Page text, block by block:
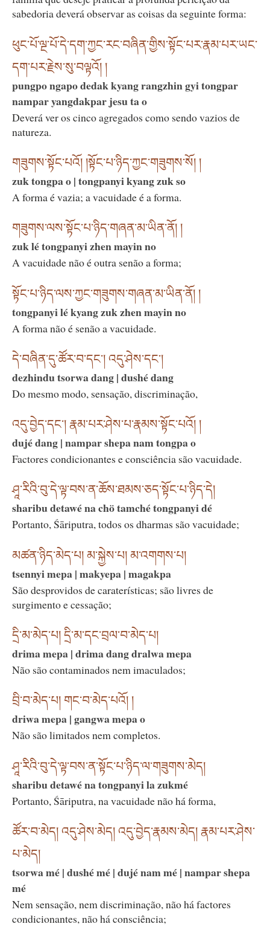
sabedoria deverá observar as coisas da seguinte forma:
ཕུང་པོ་ལྔ་པོ་དེ་དག་ཀྱང་རང་བཞིན་གྱིས་སྟོང་པར་རྣམ་པར་ཡང་
དག་པར་རྗེས་སུ་བལྟའོ། །
pungpo ngapo dedak kyang rangzhin gyi tongpar
nampar yangdakpar jesu ta o
Deverá ver os cinco agregados como sendo vazios de
natureza.
གཟུགས་སྟོང་པའོ། །སྟོང་པ་ཉིད་ཀྱང་གཟུགས་སོ། །
zuk tongpa o | tongpanyi kyang zuk so
A forma é vazia; a vacuidade é a forma.
གཟུགས་ལས་སྟོང་པ་ཉིད་གཞན་མ་ཡིན་ནོ། །
zuk lé tongpanyi zhen mayin no
A vacuidade não é outra senão a forma;
སྟོང་པ་ཉིད་ལས་ཀྱང་གཟུགས་གཞན་མ་ཡིན་ནོ། །
tongpanyi lé kyang zuk zhen mayin no
A forma não é senão a vacuidade.
དེ་བཞིན་དུ་ཚོར་བ་དང༌། འདུ་ཤེས་དང༌།
dezhindu tsorwa dang | dushé dang
Do mesmo modo, sensação, discriminação,
འདུ་བྱེད་དང༌། རྣམ་པར་ཤེས་པ་རྣམས་སྟོང་པའོ། །
dujé dang | nampar shepa nam tongpa o
Factores condicionantes e consciência são vacuidade.
ཤཱ་རིའི་བུ་དེ་ལྟ་བས་ན་ཆོས་ཐམས་ཅད་སྟོང་པ་ཉིད་དེ།
sharibu detawé na chö tamché tongpanyi dé
Portanto, Śāriputra, todos os dharmas são vacuidade;
མཚན་ཉིད་མེད་པ། མ་སྐྱེས་པ། མ་འགགས་པ།
tsennyi mepa | makyepa | magakpa
São desprovidos de caraterísticas; são livres de
surgimento e cessação;
དྲི་མ་མེད་པ། དྲི་མ་དང་བྲལ་བ་མེད་པ།
drima mepa | drima dang dralwa mepa
Não são contaminados nem imaculados;
བྲི་བ་མེད་པ། གང་བ་མེད་པའོ། །
driwa mepa | gangwa mepa o
Não são limitados nem completos.
ཤཱ་རིའི་བུ་དེ་ལྟ་བས་ན་སྟོང་པ་ཉིད་ལ་གཟུགས་མེད།
sharibu detawé na tongpanyi la zukmé
Portanto, Śāriputra, na vacuidade não há forma,
ཚོར་བ་མེད། འདུ་ཤེས་མེད། འདུ་བྱེད་རྣམས་མེད། རྣམ་པར་ཤེས་
པ་མེད།
tsorwa mé | dushé mé | dujé nam mé | nampar shepa
mé
Nem sensação, nem discriminação, não há factores
condicionantes, não há consciência;